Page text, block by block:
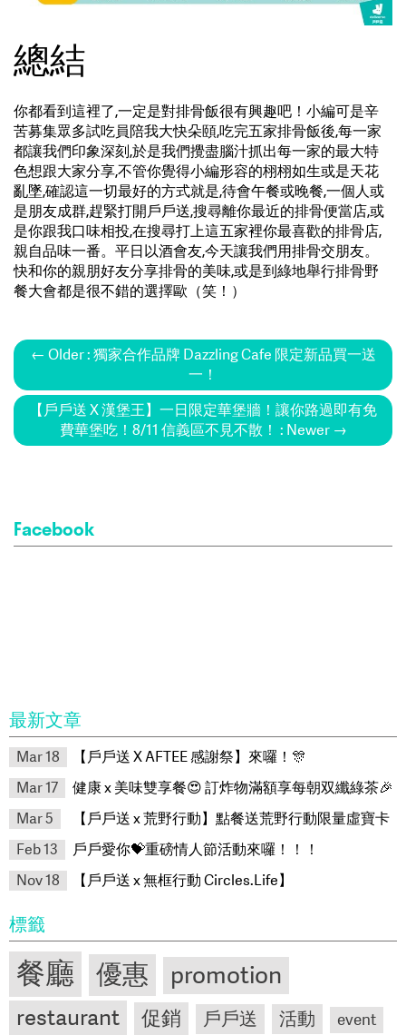
總結
你都看到這裡了,一定是對排骨飯很有興趣吧！小編可是辛
苦募集眾多試吃員陪我大快朵頤,吃完五家排骨飯後,每一家
都讓我們印象深刻,於是我們攪盡腦汁抓出每一家的最大特
色想跟大家分享,不管你覺得小編形容的栩栩如生或是天花
亂墜,確認這一切最好的方式就是,待會午餐或晚餐,一個人或
是朋友成群,趕緊打開戶戶送,搜尋離你最近的排骨便當店,或
是你跟我口味相投,在搜尋打上這五家裡你最喜歡的排骨店,
親自品味一番。平日以酒會友,今天讓我們用排骨交朋友。
快和你的親朋好友分享排骨的美味,或是到綠地舉行排骨野
餐大會都是很不錯的選擇歐（笑！）
← Older : 獨家合作品牌 Dazzling Cafe 限定新品買一送
一！
【戶戶送 X 漢堡王】一日限定華堡牆！讓你路過即有免
費華堡吃！8/11 信義區不見不散！ : Newer →
Facebook
最新文章
Mar 18
【戶戶送 X AFTEE 感謝祭】來囉！🎊
Mar 17
健康 x 美味雙享餐😍 訂炸物滿額享每朝双纖綠茶🎉
Mar 5
【戶戶送 x 荒野行動】點餐送荒野行動限量虛寶卡
Feb 13
戶戶愛你💝重磅情人節活動來囉！！！
Nov 18
【戶戶送 x 無框行動 Circles.Life】
標籤
餐廳 優惠 promotion
restaurant 促銷 戶戶送 活動
event